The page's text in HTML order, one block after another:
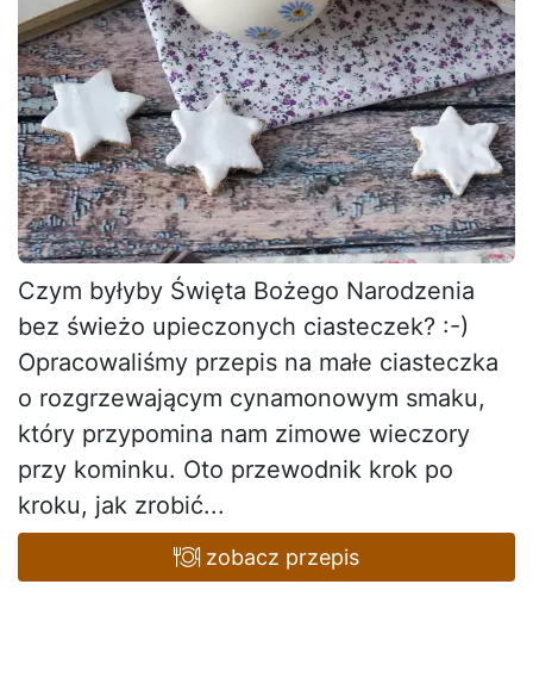
Czym byłyby Święta Bożego Narodzenia
bez świeżo upieczonych ciasteczek? :-)
Opracowaliśmy przepis na małe ciasteczka
o rozgrzewającym cynamonowym smaku,
który przypomina nam zimowe wieczory
przy kominku. Oto przewodnik krok po
kroku, jak zrobić...
zobacz przepis